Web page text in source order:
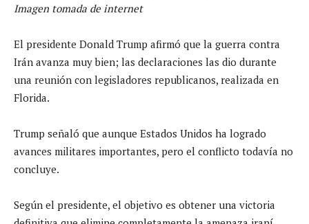
Imagen tomada de internet
El presidente Donald Trump afirmó que la guerra contra
Irán avanza muy bien; las declaraciones las dio durante
una reunión con legisladores republicanos, realizada en
Florida.
Trump señaló que aunque Estados Unidos ha logrado
avances militares importantes, pero el conflicto todavía no
concluye.
Según el presidente, el objetivo es obtener una victoria